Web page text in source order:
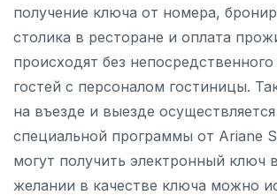
получение ключа от номера,
столика в ресторане и оплата
происходят без непосредственного
гостей с персоналом гостиницы.
на въезде и выезде
специальной программы от Ariane
могут получить электронный ключ
желании в качестве ключа можно